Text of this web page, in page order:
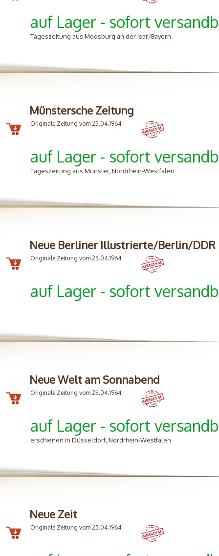
auf Lager - sofort
Tageszeitung aus Moosburg an der Isar/Bayern
Münstersche Zeitung
Originale Zeitung vom 25.04.1964
auf Lager - sofort
Tageszeitung aus Münster, Nordrhein-Westfalen
Neue Berliner Illustrierte/Berlin/DDR
Originale Zeitung vom 25.04.1964
auf Lager - sofort
Neue Welt am Sonnabend
Originale Zeitung vom 25.04.1964
auf Lager - sofort
erschienen in Düsseldorf, Nordrhein-Westfalen
Neue Zeit
Originale Zeitung vom 25.04.1964